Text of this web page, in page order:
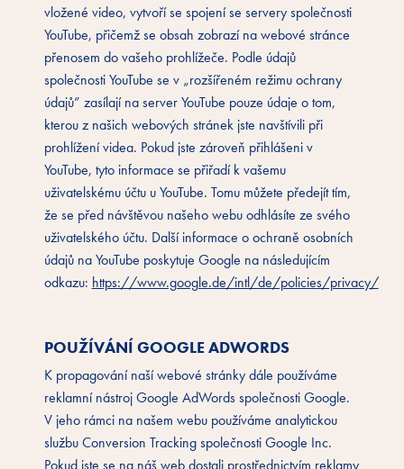
vložené video, vytvoří se spojení se servery společnosti
YouTube, přičemž se obsah zobrazí na webové stránce
přenosem do vašeho prohlížeče. Podle údajů
společnosti YouTube se v „rozšířeném režimu ochrany
údajů” zasílají na server YouTube pouze údaje o tom,
kterou z našich webových stránek jste navštívili při
prohlížení videa. Pokud jste zároveň přihlášeni v
YouTube, tyto informace se přiřadí k vašemu
uživatelskému účtu u YouTube. Tomu můžete předejít tím,
že se před návštěvou našeho webu odhlásíte ze svého
uživatelského účtu. Další informace o ochraně osobních
údajů na YouTube poskytuje Google na následujícím
odkazu: https://www.google.de/intl/de/policies/privacy/
POUŽÍVÁNÍ GOOGLE ADWORDS
K propagování naší webové stránky dále používáme
reklamní nástroj Google AdWords společnosti Google.
V jeho rámci na našem webu používáme analytickou
službu Conversion Tracking společnosti Google Inc.
Pokud jste se na náš web dostali prostřednictvím reklamy